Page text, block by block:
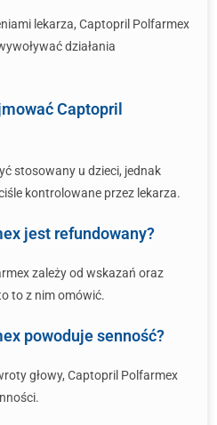
lekarza, Captopril Polfarmex
działania
Captopril
stosowany u dzieci, jednak
kontrolowane przez lekarza.
jest refundowany?
zależy od wskazań oraz
to z nim omówić.
powoduje senność?
głowy, Captopril Polfarmex